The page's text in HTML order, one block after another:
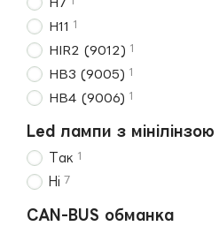
H11 1
HIR2 (9012) 1
HB3 (9005) 1
HB4 (9006) 1
Led лампи з мінілінзою
Так 1
Ні 7
CAN-BUS обманка